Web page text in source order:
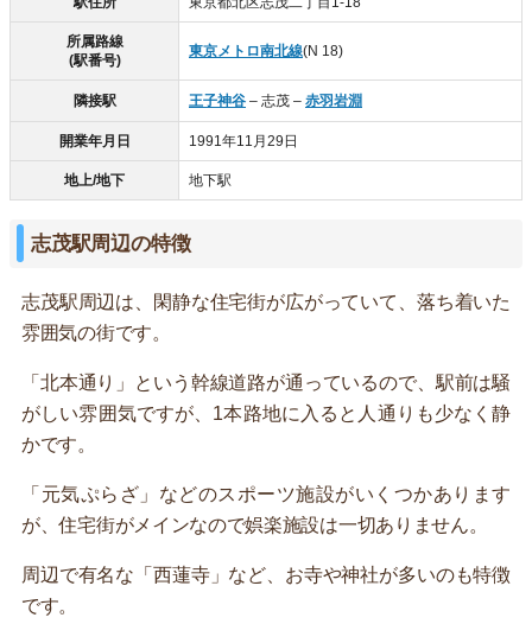
所属路線
(駅番号)
東京メトロ南北線(N 18)
隣接駅 王子神谷 – 志茂 – 赤羽岩淵
開業年月日 1991年11月29日
地上/地下 地下駅
志茂駅周辺の特徴
志茂駅周辺は、閑静な住宅街が広がっていて、落ち着いた
雰囲気の街です。
「北本通り」という幹線道路が通っているので、駅前は騒
がしい雰囲気ですが、1本路地に入ると人通りも少なく静
かです。
「元気ぷらざ」などのスポーツ施設がいくつかあります
が、住宅街がメインなので娯楽施設は一切ありません。
周辺で有名な「西蓮寺」など、お寺や神社が多いのも特徴
です。